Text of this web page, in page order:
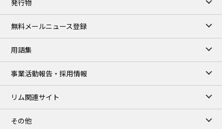
発行物
無料メールニュース登録
用語集
事業活動報告・採用情報
リム関連サイト
その他